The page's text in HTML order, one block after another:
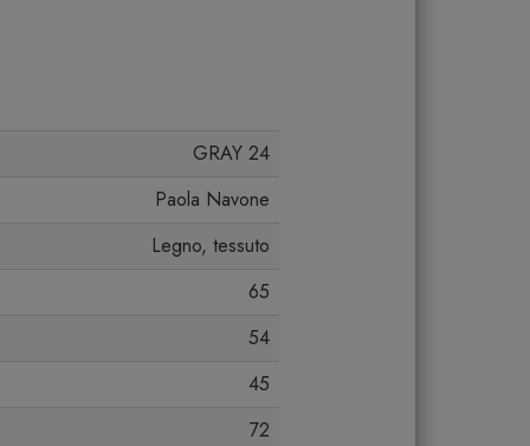
GRAY 24
Paola Navone
Legno, tessuto
65
54
45
72